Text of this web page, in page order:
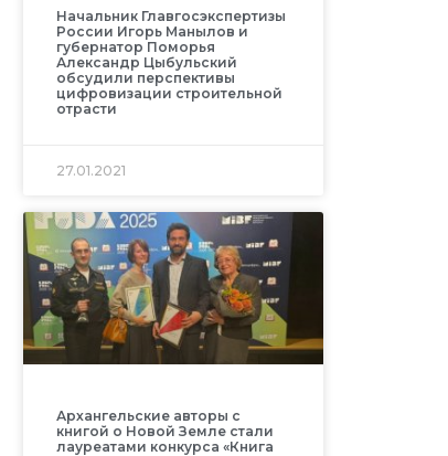
Начальник Главгосэкспертизы
России Игорь Манылов и
губернатор Поморья
Александр Цыбульский
обсудили перспективы
цифровизации строительной
отрасти
27.01.2021
Архангельские авторы с
книгой о Новой Земле стали
лауреатами конкурса «Книга